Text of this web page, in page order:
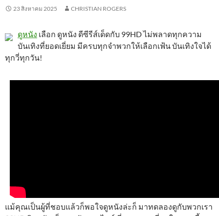
23 สิงหาคม 2025 CHRISTIAN ROGERS
ดูหนัง เลือก ดูหนัง ดีซีรีส์เด็ดกับ 99HD ไม่พลาดทุกความ
บันเทิงที่ยอดเยี่ยม มีครบทุกจำพวกให้เลือกเฟ้น บันเทิงใจได้
ทุกวี่ทุกวัน!
แม้คุณเป็นผู้ที่ชอบแล้วก็พอใจดูหนังล่ะก็ มาทดลองดูกับพวกเรา